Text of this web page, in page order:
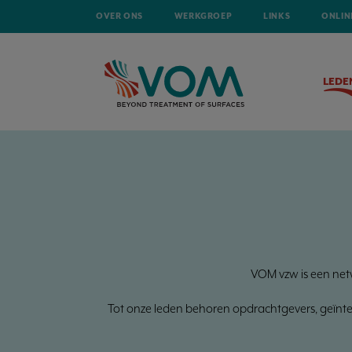
OVER ONS WERKGROEP LINKS
VOM vzw is een
Tot onze leden behoren opdrachtgevers,